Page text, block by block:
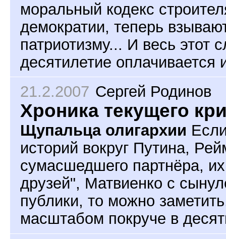
моральный кодекс
демократии, теперь
патриотизму... И весь этот
десятилетие
21.2.2007 Сергей Родинов
Хроника текущего
Щупальца олигархии
историй вокруг Путина,
сумасшедшего партнёра,
друзей", Матвиенко с
публики, то можно
масштабом покруче в